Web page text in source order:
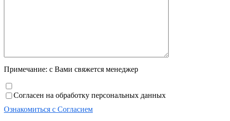
Примечание: с Вами свяжется менеджер
Согласен на обработку персональных данных
Ознакомиться с Согласием